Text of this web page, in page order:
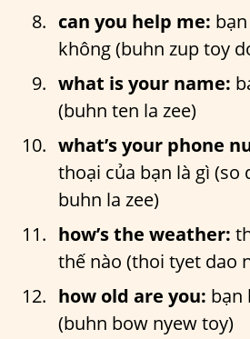
can you help me:
không (buhn zup toy
what is your name:
(buhn ten la zee)
what’s your phone
thoại của bạn là gì (so
buhn la zee)
how’s the weather:
thế nào (thoi tyet dao
how old are you: bạn
(buhn bow nyew toy)